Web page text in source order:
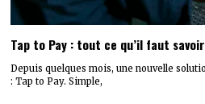
Tap to Pay : tout ce qu’il faut savoir
Depuis quelques mois, une nouvelle
: Tap to Pay. Simple,